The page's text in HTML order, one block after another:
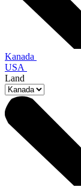
Kanada
USA
Land